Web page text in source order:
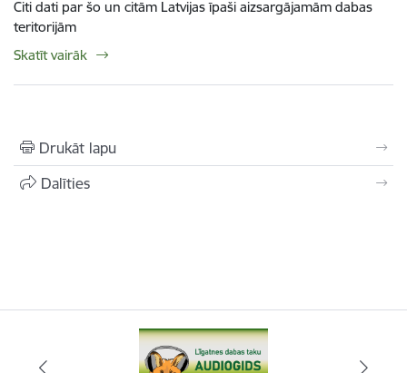
Citi dati par šo un citām Latvijas īpaši aizsargājamām dabas
teritorijām
Skatīt vairāk
Drukāt lapu
Dalīties